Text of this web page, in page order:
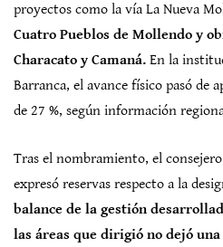
proyectos como la vía La Nueva
Cuatro Pueblos de Mollendo y
Characato y Camaná. En la
Barranca, el avance físico pasó de
de 27 %, según información
Tras el nombramiento, el
expresó reservas respecto a la
balance de la gestión
las áreas que dirigió no dejó